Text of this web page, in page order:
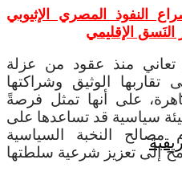
النفوذ المصري الإثيوبي
النَسق الإقليمي
تعاني منذ عقود من عزلة
تقاربها الوثيق وشراكتها
على أنها تمثل فرصةً
سياسية قد تساعدها على
النخبة السياسية
إلى تعزيز شرعية سلطتها